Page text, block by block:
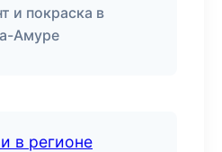
и покраска в
Амуре
в регионе